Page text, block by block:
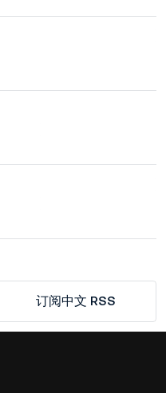
订阅中文 RSS